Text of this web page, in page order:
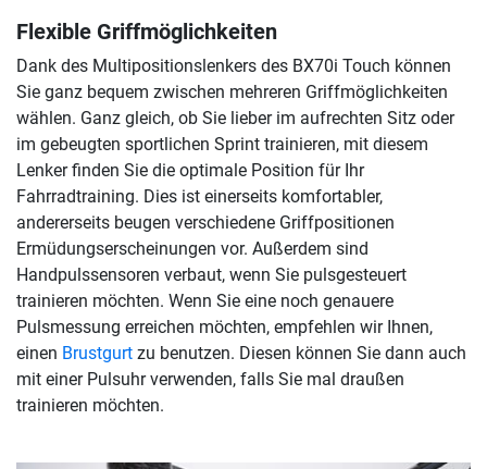
Flexible Griffmöglichkeiten
Dank des Multipositionslenkers des BX70i Touch können
Sie ganz bequem zwischen mehreren Griffmöglichkeiten
wählen. Ganz gleich, ob Sie lieber im aufrechten Sitz oder
im gebeugten sportlichen Sprint trainieren, mit diesem
Lenker finden Sie die optimale Position für Ihr
Fahrradtraining. Dies ist einerseits komfortabler,
andererseits beugen verschiedene Griffpositionen
Ermüdungserscheinungen vor. Außerdem sind
Handpulssensoren verbaut, wenn Sie pulsgesteuert
trainieren möchten. Wenn Sie eine noch genauere
Pulsmessung erreichen möchten, empfehlen wir Ihnen,
einen Brustgurt zu benutzen. Diesen können Sie dann auch
mit einer Pulsuhr verwenden, falls Sie mal draußen
trainieren möchten.